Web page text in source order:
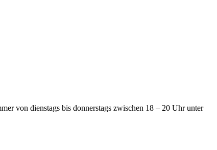
von dienstags bis donnerstags zwischen 18 – 20 Uhr unter